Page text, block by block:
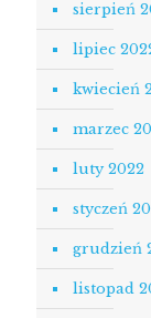
sierpień
lipiec
kwiecień
marzec
luty 2022
styczeń
grudzień
listopad